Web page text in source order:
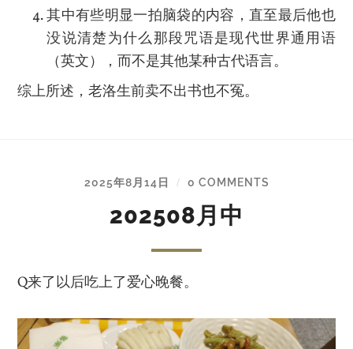
其中有些明显一拍脑袋的内容，直至最后他也
没说清楚为什么那段咒语是现代世界通用语
（英文），而不是其他某种古代语言。
综上所述，老洛生前卖不出书也不冤。
2025年8月14日 / 0 COMMENTS
202508月中
Q来了以后吃上了爱心晚餐。